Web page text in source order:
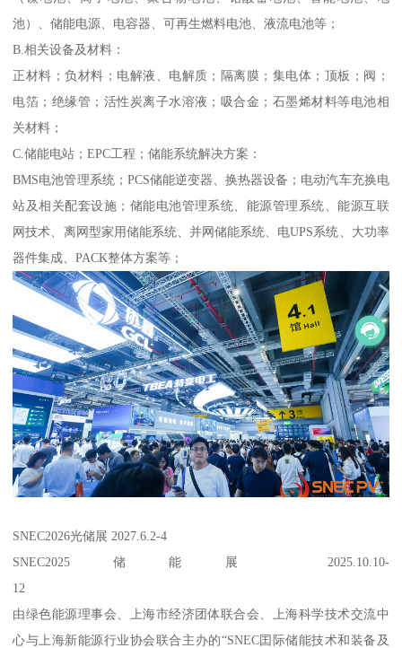
池）、储能电源、电容器、可再生燃料电池、液流电池等；
B.相关设备及材料：
正材料；负材料；电解液、电解质；隔离膜；集电体；顶板；阀；
电箔；绝缘管；活性炭离子水溶液；吸合金；石墨烯材料等电池相
关材料；
C.储能电站；EPC工程；储能系统解决方案：
BMS电池管理系统；PCS储能逆变器、换热器设备；电动汽车充换电
站及相关配套设施；储能电池管理系统、能源管理系统、能源互联
网技术、离网型家用储能系统、并网储能系统、电UPS系统、大功率
器件集成、PACK整体方案等；
SNEC2026光储展 2027.6.2-4
SNEC2025储能展 2025.10.10-
12
由绿色能源理事会、上海市经济团体联合会、上海科学技术交流中
心与上海新能源行业协会联合主办的“SNEC囯际储能技术和装备及